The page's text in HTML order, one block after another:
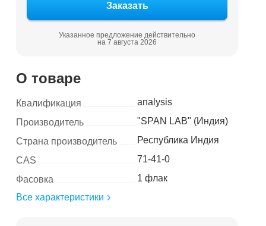
Указанное предложение действительно
на 7 августа 2026
О товаре
Квалификация
analysis
Производитель
"SPAN LAB" (Индия)
Страна производитель
Республика Индия
CAS
71-41-0
Фасовка
1 флак
Все характеристики